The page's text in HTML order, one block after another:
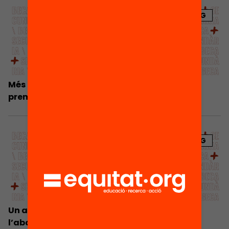
BLOG
Més beques, menys abandonament escolar
prematur
BLOG
Un accés fàcil a beques per reduir
l’abandonament escolar prematur